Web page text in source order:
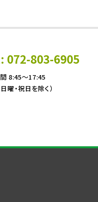
072-803-6905
8:45～17:45
日曜・祝日を除く）